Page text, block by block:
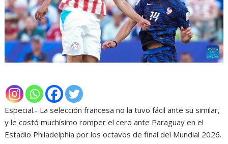
Especial.- La selección francesa no la tuvo fácil ante su similar,
y le costó muchísimo romper el cero ante Paraguay en el
Estadio Philadelphia por los octavos de final del Mundial 2026.